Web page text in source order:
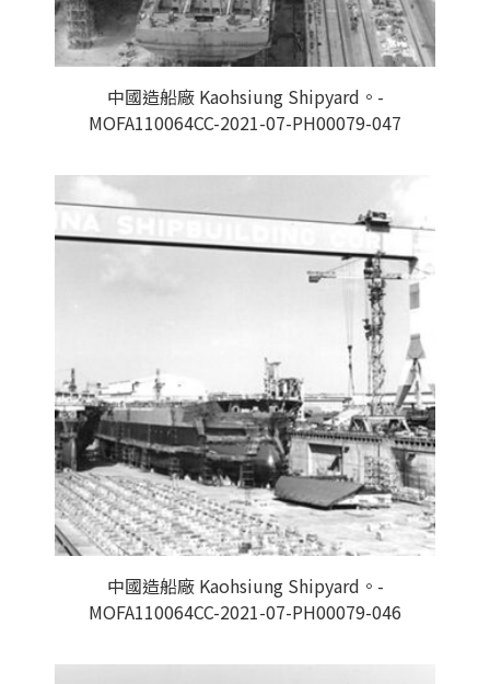
中國造船廠 Kaohsiung Shipyard。-
MOFA110064CC-2021-07-PH00079-047
中國造船廠 Kaohsiung Shipyard。-
MOFA110064CC-2021-07-PH00079-046